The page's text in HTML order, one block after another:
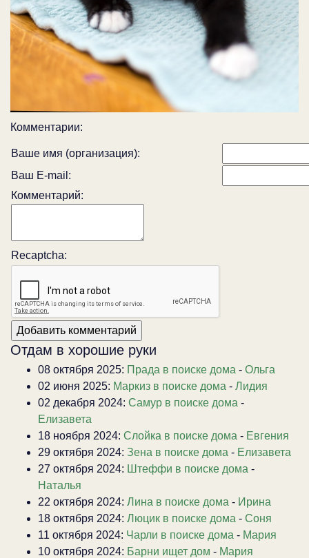
Комментарии:
Ваше имя (организация):
Ваш E-mail:
Комментарий:
Recaptcha:
Отдам в хорошие руки
08 октября 2025: Прада в поиске дома - Ольга
02 июня 2025: Маркиз в поиске дома - Лидия
02 декабря 2024: Самур в поиске дома -
Елизавета
18 ноября 2024: Слойка в поиске дома - Евгения
29 октября 2024: Зена в поиске дома - Елизавета
27 октября 2024: Штеффи в поиске дома -
Наталья
22 октября 2024: Лина в поиске дома - Ирина
18 октября 2024: Люцик в поиске дома - Соня
11 октября 2024: Чарли в поиске дома - Мария
10 октября 2024: Барни ищет дом - Мария